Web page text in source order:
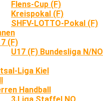
Flens-Cup (F)
Kreispokal (F)
SHFV-LOTTO-Pokal (F)
(F)
U17 (F) Bundesliga N/NO
Liga Kiel
Handball
3.Liga Staffel NO